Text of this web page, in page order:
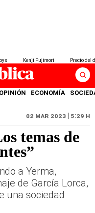
Kenji Fujimori Precio del
OPINIÓN ECONOMÍA
02 MAR 2023 | 5:29 H
temas de
a Yerma,
de García Lorca,
una sociedad